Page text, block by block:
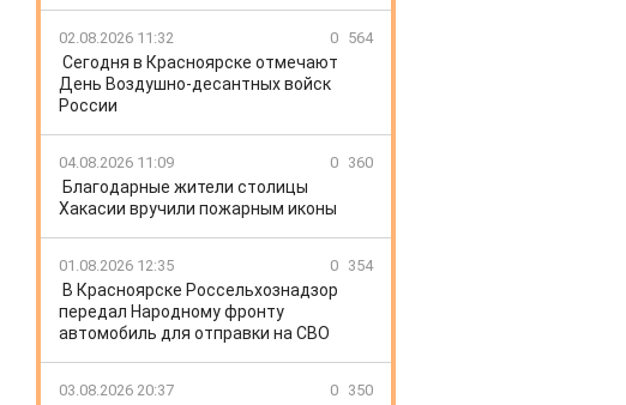
02.08.2026 11:32 0 564
Сегодня в Красноярске отмечают
День Воздушно-десантных войск
России
04.08.2026 11:09 0 360
Благодарные жители столицы
Хакасии вручили пожарным иконы
01.08.2026 12:35 0 354
В Красноярске Россельхознадзор
передал Народному фронту
автомобиль для отправки на СВО
03.08.2026 20:37 0 350